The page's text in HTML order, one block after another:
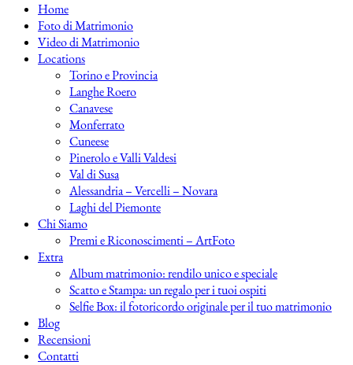
Home
Foto di Matrimonio
Video di Matrimonio
Locations
Torino e Provincia
Langhe Roero
Canavese
Monferrato
Cuneese
Pinerolo e Valli Valdesi
Val di Susa
Alessandria – Vercelli – Novara
Laghi del Piemonte
Chi Siamo
Premi e Riconoscimenti – ArtFoto
Extra
Album matrimonio: rendilo unico e speciale
Scatto e Stampa: un regalo per i tuoi ospiti
Selfie Box: il fotoricordo originale per il tuo matrimonio
Blog
Recensioni
Contatti